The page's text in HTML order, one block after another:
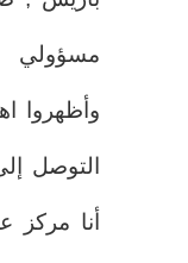
مسؤولي
وأظهروا
التوصل
أنا مركز